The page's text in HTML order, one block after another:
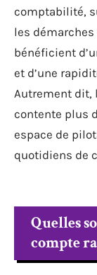
comptabilité,
les
bénéficient
et d’une
Autrement dit,
contente plus
espace de
quotidiens de
Quelles
compte